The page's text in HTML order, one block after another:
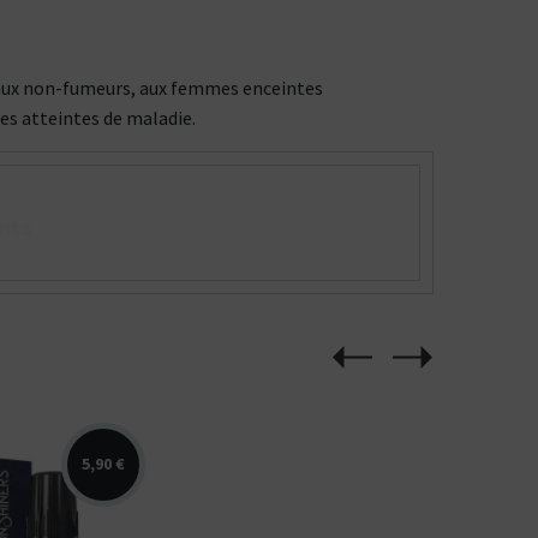
non-fumeurs, aux femmes enceintes
atteintes de maladie.
5,90 €